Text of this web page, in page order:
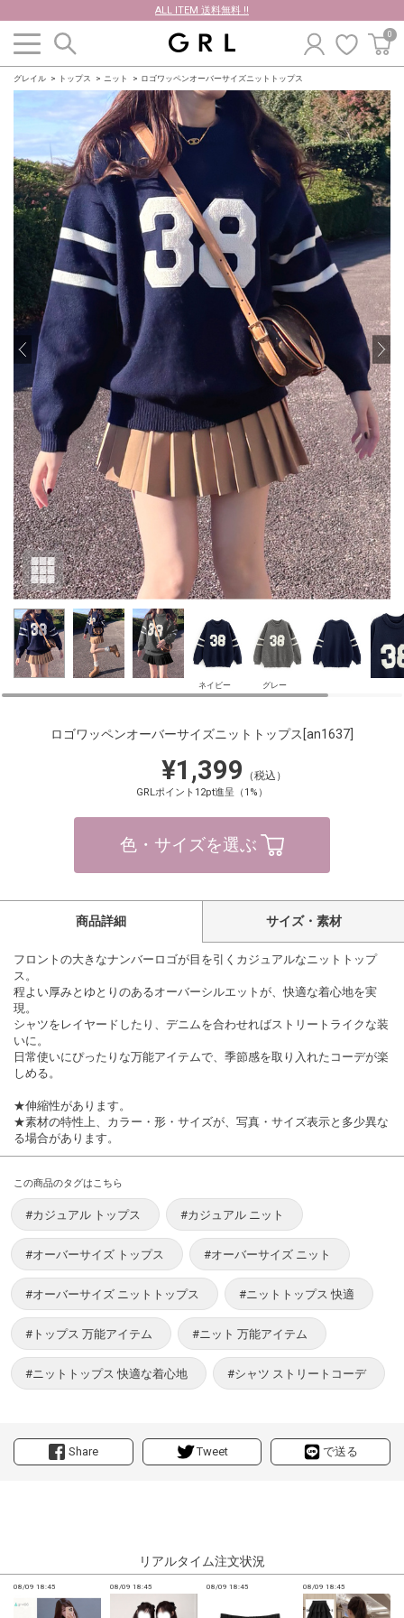
ALL ITEM 送料無料 !!
0
グレイル トップス ニット ロゴワッペンオーバーサイズニットトップス
ネイビー グレー
ロゴワッペンオーバーサイズニットトップス [an1637]
¥1,399 （税込）
GRLポイント12pt進呈（1%）
色・サイズを選ぶ
Share Tweet で送る
商品詳細 サイズ・素材
フロントの大きなナンバーロゴが目を引くカジュアルなニットトップ
ス。
程よい厚みとゆとりのあるオーバーシルエットが、快適な着心地を実
現。
シャツをレイヤードしたり、デニムを合わせればストリートライクな装
いに。
日常使いにぴったりな万能アイテムで、季節感を取り入れたコーデが楽
しめる。
★伸縮性があります。
★素材の特性上、カラー・形・サイズが、写真・サイズ表示と多少異な
る場合があります。
この商品のタグはこちら
#カジュアル トップス #カジュアル ニット
#オーバーサイズ トップス #オーバーサイズ ニット
#オーバーサイズ ニットトップス #ニットトップス 快適
#トップス 万能アイテム #ニット 万能アイテム
#ニットトップス 快適な着心地 #シャツ ストリートコーデ
リアルタイム注文状況
08/09 18:45 08/09 18:45 08/09 18:45 08/09 18:45